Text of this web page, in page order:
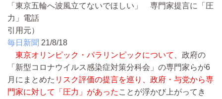
「東京五輪へ波風立てないでほしい」 専門家提言に「圧
力」電話
引用元）
毎日新聞 21/8/18
東京オリンピック・パラリンピックについて
、政府の
「新型コロナウイルス感染症対策分科会」の専門家らが6
月にまとめた リスク評価の提言を巡り、政府・与党から専
門家に対して「圧力」があった ことが浮かび上がってき